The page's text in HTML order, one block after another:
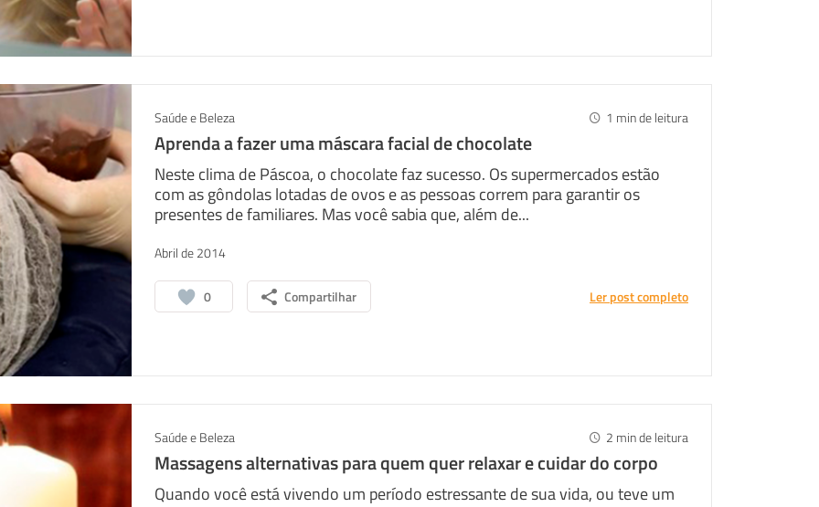
Saúde e Beleza 1 min de leitura
Aprenda a fazer uma máscara facial de chocolate
Neste clima de Páscoa, o chocolate faz sucesso. Os supermercados estão
com as gôndolas lotadas de ovos e as pessoas correm para garantir os
presentes de familiares. Mas você sabia que, além de...
Abril de 2014
0 Compartilhar Ler post completo
Saúde e Beleza 2 min de leitura
Massagens alternativas para quem quer relaxar e cuidar do corpo
Quando você está vivendo um período estressante de sua vida, ou teve um
Facebook Linkedin Twitter